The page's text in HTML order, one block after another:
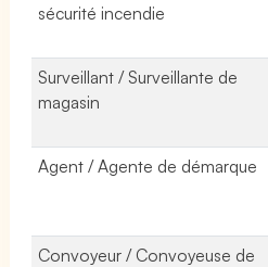
sécurité incendie
Surveillant / Surveillante de
magasin
Agent / Agente de démarque
Convoyeur / Convoyeuse de